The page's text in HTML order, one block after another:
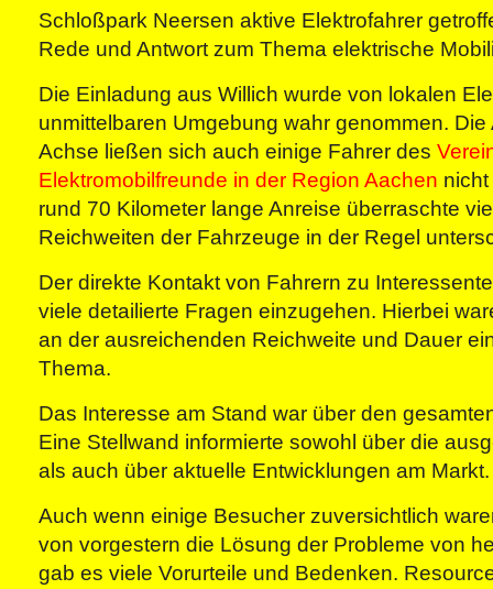
Schloßpark Neersen aktive Elektrofahrer
Rede und Antwort zum Thema elektrische
Die Einladung aus Willich wurde von lokalen
unmittelbaren Umgebung wahr genommen.
Achse ließen sich auch einige Fahrer des
Elektromobilfreunde in der Region Aachen
rund 70 Kilometer lange Anreise überraschte
Reichweiten der Fahrzeuge in der Regel
Der direkte Kontakt von Fahrern zu
viele detailierte Fragen einzugehen. Hierbei
an der ausreichenden Reichweite und Dauer
Thema.
Das Interesse am Stand war über den
Eine Stellwand informierte sowohl über die
als auch über aktuelle Entwicklungen am Markt.
Auch wenn einige Besucher zuversichtlich
von vorgestern die Lösung der Probleme von
gab es viele Vorurteile und Bedenken.